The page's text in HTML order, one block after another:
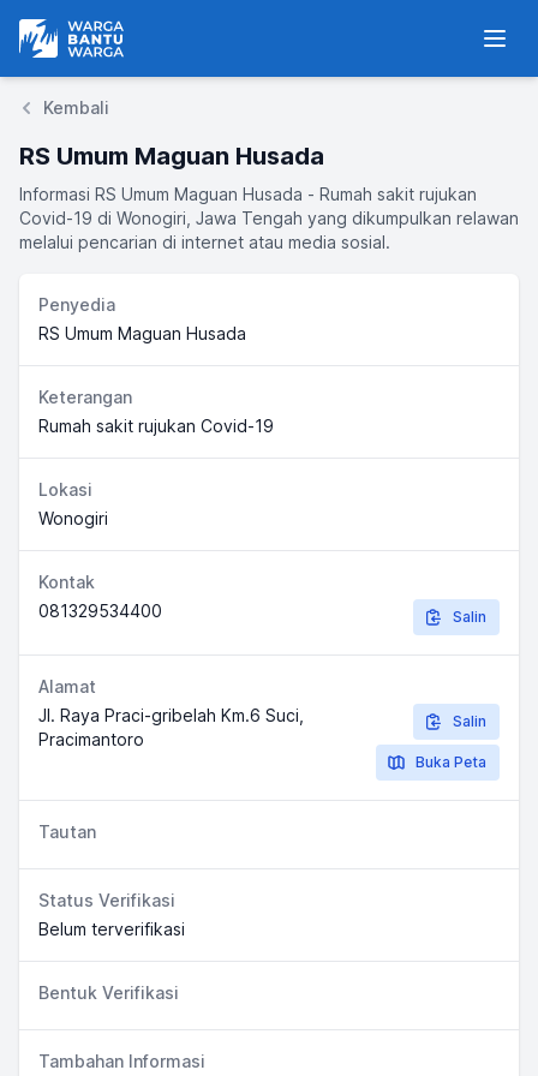
Warga Bantu Warga
Kembali
RS Umum Maguan Husada
Informasi RS Umum Maguan Husada - Rumah sakit rujukan
Covid-19 di Wonogiri, Jawa Tengah yang dikumpulkan relawan
melalui pencarian di internet atau media sosial.
Penyedia
RS Umum Maguan Husada
Keterangan
Rumah sakit rujukan Covid-19
Lokasi
Wonogiri
Kontak
081329534400
Salin
Alamat
Jl. Raya Praci-gribelah Km.6 Suci,
Pracimantoro
Salin
Buka Peta
Tautan
Status Verifikasi
Belum terverifikasi
Bentuk Verifikasi
Tambahan Informasi